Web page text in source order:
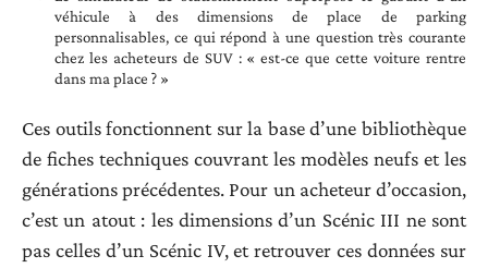
véhicule à des dimensions de place de parking
personnalisables, ce qui répond à une question très courante
chez les acheteurs de SUV : « est-ce que cette voiture rentre
dans ma place ? »
Ces outils fonctionnent sur la base d’une bibliothèque
de fiches techniques couvrant les modèles neufs et les
générations précédentes. Pour un acheteur d’occasion,
c’est un atout : les dimensions d’un Scénic III ne sont
pas celles d’un Scénic IV, et retrouver ces données sur